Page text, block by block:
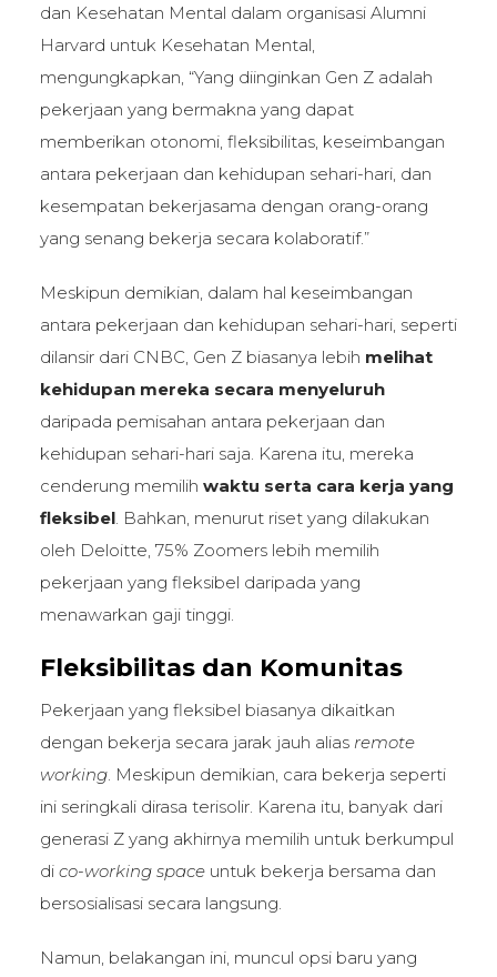
dan Kesehatan Mental dalam organisasi Alumni
Harvard untuk Kesehatan Mental,
mengungkapkan, “Yang diinginkan Gen Z adalah
pekerjaan yang bermakna yang dapat
memberikan otonomi, fleksibilitas, keseimbangan
antara pekerjaan dan kehidupan sehari-hari, dan
kesempatan bekerjasama dengan orang-orang
yang senang bekerja secara kolaboratif.”
Meskipun demikian, dalam hal keseimbangan
antara pekerjaan dan kehidupan sehari-hari, seperti
dilansir dari CNBC, Gen Z biasanya lebih melihat
kehidupan mereka secara menyeluruh
daripada pemisahan antara pekerjaan dan
kehidupan sehari-hari saja. Karena itu, mereka
cenderung memilih waktu serta cara kerja yang
fleksibel. Bahkan, menurut riset yang dilakukan
oleh Deloitte, 75% Zoomers lebih memilih
pekerjaan yang fleksibel daripada yang
menawarkan gaji tinggi.
Fleksibilitas dan Komunitas
Pekerjaan yang fleksibel biasanya dikaitkan
dengan bekerja secara jarak jauh alias remote
working. Meskipun demikian, cara bekerja seperti
ini seringkali dirasa terisolir. Karena itu, banyak dari
generasi Z yang akhirnya memilih untuk berkumpul
di co-working spaceuntuk bekerja bersama dan
bersosialisasi secara langsung.
Namun, belakangan ini, muncul opsi baru yang